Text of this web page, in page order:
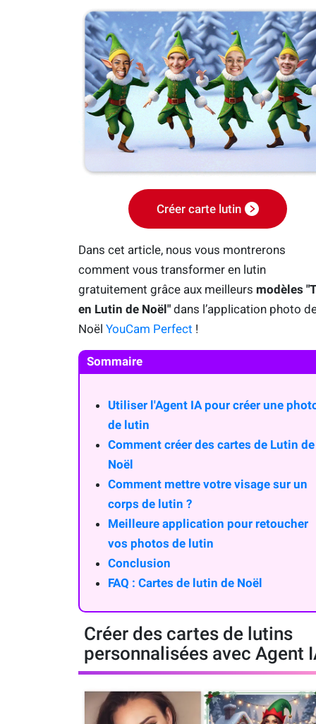
Créer carte lutin
Dans cet article, nous vous montrerons
comment vous transformer en lutin
gratuitement grâce aux meilleurs modèles
en Lutin de Noël"dans l’application photo
Noël YouCam Perfect !
Sommaire
Utiliser l'Agent IA pour créer une
de lutin
Comment créer des cartes de Lutin de
Noël
Comment mettre votre visage sur un
corps de lutin ?
Meilleure application pour retoucher
vos photos de lutin
Conclusion
FAQ : Cartes de lutin de Noël
Créer des cartes de lutins
personnalisées avec Agent